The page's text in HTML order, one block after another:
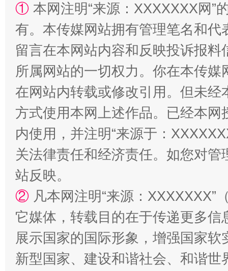
解纷+调解+退费，一次搞定
站台名比不上好声名
① 本网注明“来源：XXXXXXX网”
有。本传媒网站拥有管理笔名和
留言在本网站内容和反映投诉报
所属网站的一切权力。你在本传
在网站内转载或修改引用。但未
方式使用本网上述作品。已经本
内使用，并注明“来源于：
关法律责任和经济责任。如您对
站反映。
② 凡本网注明“来源：
它媒体，转载目的在于传递更多
展示国家的国际形象，增强国家
新型国家、建设和谐社会、和谐